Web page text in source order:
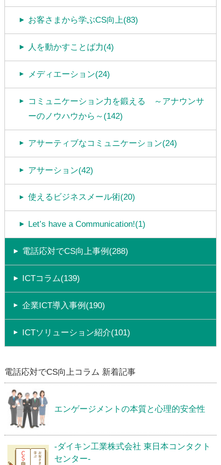
お客さまから学ぶCS向上(83)
人を動かすことば力(4)
メディエーション(24)
コミュニケーション力を鍛える ～アナウンサ
ーのノウハウから～(142)
アサーティブなコミュニケーション(24)
アサーション(42)
使えるビジネスメール術(20)
Let’s have a Communication!(1)
電話応対でCS向上事例(288)
ICTコラム(139)
企業ICT導入事例(190)
ICTソリューション紹介(101)
電話応対でCS向上コラム 新着記事
エンゲージメントの本質と心理的安全性
-ダイキン工業株式会社 東日本コンタクト
センター-